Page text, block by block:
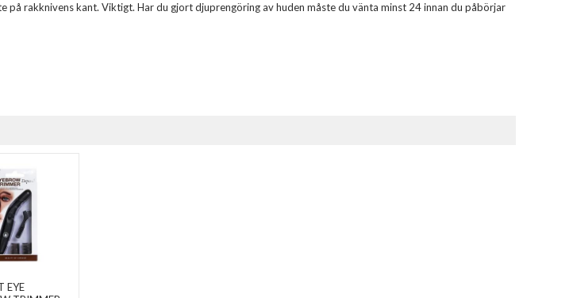
på rakknivens kant. Viktigt. Har du gjort djuprengöring av huden måste du vänta minst 24 innan du påbörjar
EYE